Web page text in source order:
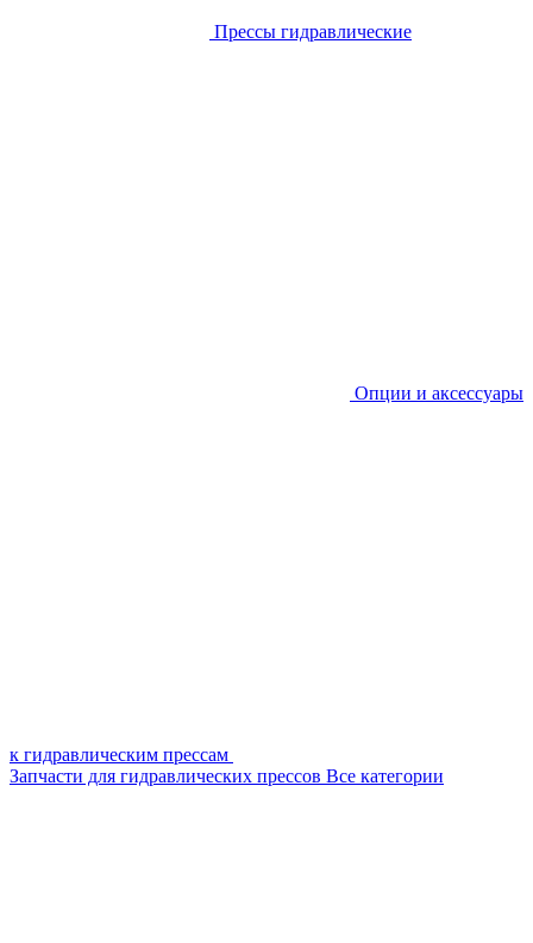
Прессы гидравлические
Опции и аксессуары
к гидравлическим прессам
Запчасти для гидравлических прессов Все категории